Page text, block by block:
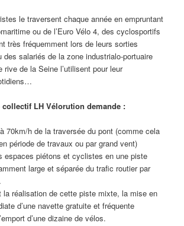
le traversent chaque année en empruntant
ou de l’Euro Vélo 4, des cyclosportifs
très fréquemment lors de leurs sorties
des salariés de la zone industrialo-portuaire
rive de la Seine l’utilisent pour leur
collectif LH Vélorution demande :
70km/h de la traversée du pont (comme cela
période de travaux ou par grand vent)
espaces piétons et cyclistes en une piste
large et séparée du trafic routier par
la réalisation de cette piste mixte, la mise en
d’une navette gratuite et fréquente
d’une dizaine de vélos.